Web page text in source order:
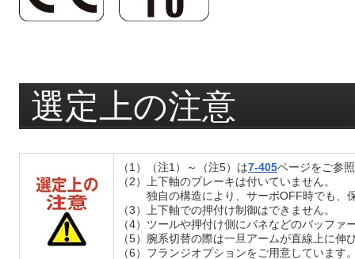
選定上の注意
（1）（注1）～（注5）は7-405ページをご参
（2）上下軸のブレーキは付いていません。
独自の構造により、サーボOFF時でも、
（3）上下軸での押付け制御はできません。
（4）ツールや押付け側にバネなどのバッフ
（5）腕系切替の際は一旦アームが直線上に
（6）フランジオプションをご用意しています